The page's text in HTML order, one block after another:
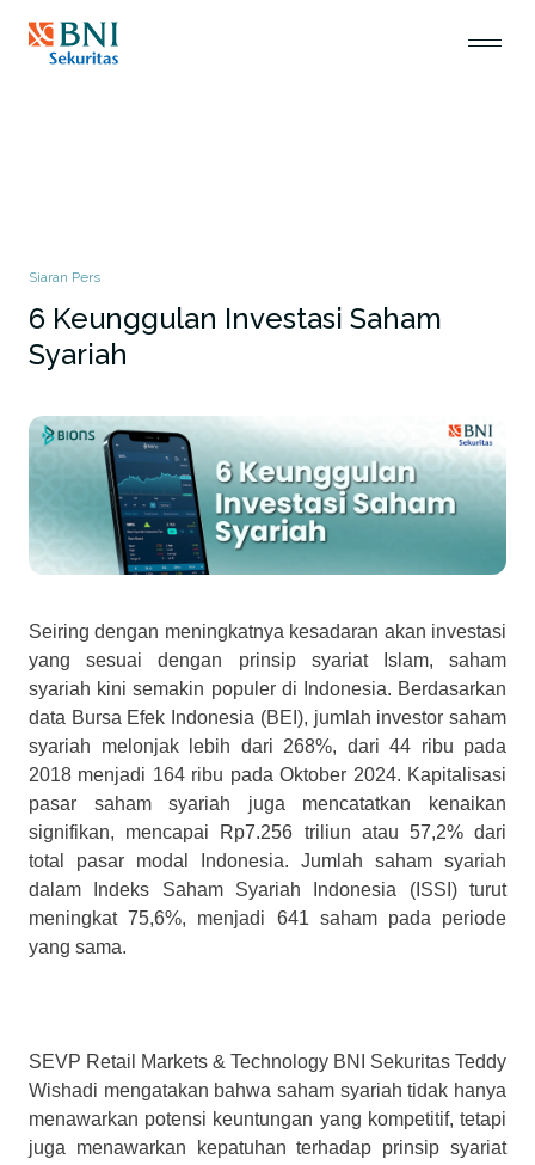
Siaran Pers
6 Keunggulan Investasi Saham
Syariah
Seiring dengan meningkatnya kesadaran akan investasi
yang sesuai dengan prinsip syariat Islam, saham
syariah kini semakin populer di Indonesia. Berdasarkan
data Bursa Efek Indonesia (BEI), jumlah investor saham
syariah melonjak lebih dari 268%, dari 44 ribu pada
2018 menjadi 164 ribu pada Oktober 2024. Kapitalisasi
pasar saham syariah juga mencatatkan kenaikan
signifikan, mencapai Rp7.256 triliun atau 57,2% dari
total pasar modal Indonesia. Jumlah saham syariah
dalam Indeks Saham Syariah Indonesia (ISSI) turut
meningkat 75,6%, menjadi 641 saham pada periode
yang sama.
SEVP Retail Markets & Technology BNI Sekuritas Teddy
Wishadi mengatakan bahwa saham syariah tidak hanya
menawarkan potensi keuntungan yang kompetitif, tetapi
juga menawarkan kepatuhan terhadap prinsip syariat